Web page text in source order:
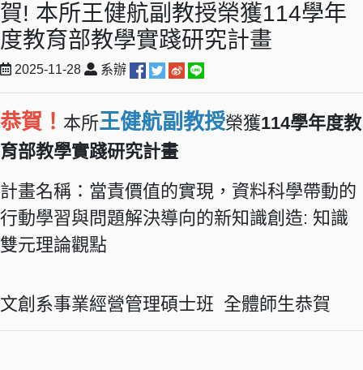
賀! 本所王健航副教授榮獲114學年
度教育部教學實踐研究計畫
2025-11-28 系辦
恭賀！ 本所王健航副教授榮獲114學年度教
育部教學實踐研究計畫
計畫名稱： 當責價值的實現，資料科學帶動的
行動學習與問題解決導向的新知識創造: 知識
雙元理論觀點
文創系事業經營管理碩士班 全體師生恭賀